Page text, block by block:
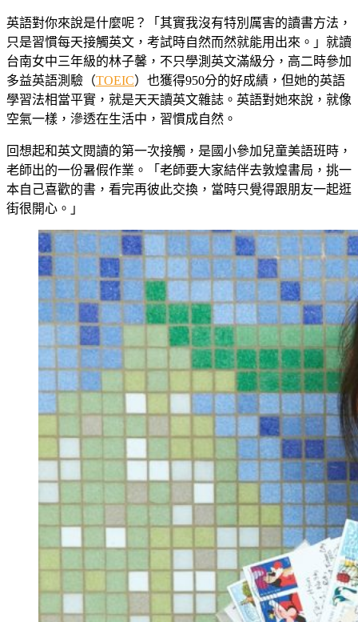
英語對你來說是什麼呢？「其實我沒有特別厲害的讀書方法，
只是習慣每天接觸英文，考試時自然而然就能用出來。」就讀
台南女中三年級的林子馨，不只學測英文滿級分，高二時參加
多益英語測驗（TOEIC）也獲得950分的好成績，但她的英語
學習法相當平實，就是天天讀英文雜誌。英語對她來說，就像
空氣一樣，滲透在生活中，習慣成自然。
回想起和英文閱讀的第一次接觸，是國小參加兒童美語班時，
老師出的一份暑假作業。「老師要大家結伴去敦煌書局，挑一
本自己喜歡的書，看完再彼此交換，當時只覺得跟朋友一起逛
街很開心。」